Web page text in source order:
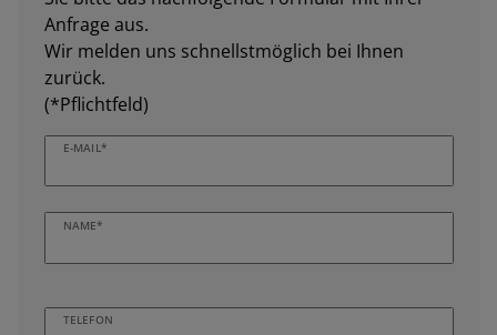
Anfrage aus.
Wir melden uns schnellstmöglich bei Ihnen
zurück.
(*Pflichtfeld)
E-MAIL*
NAME*
TELEFON